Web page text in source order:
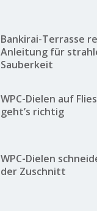
Bankirai-Terrasse
Anleitung für
Sauberkeit
WPC-Dielen auf
geht’s richtig
WPC-Dielen
der Zuschnitt